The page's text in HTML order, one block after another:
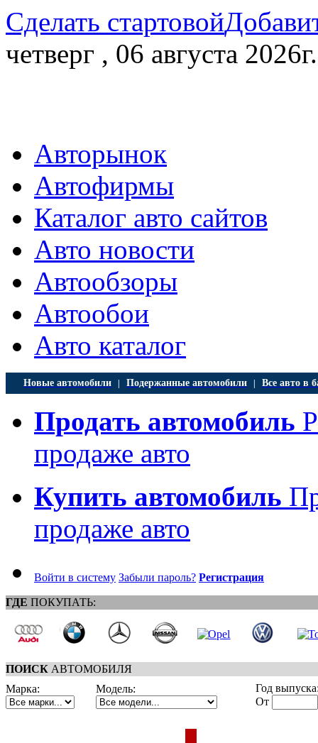
Сделать стартовой
четверг , 06 августа 2026г.
Авторынок
Автофирмы
Каталог авто сайтов
Авто новости
Автообзоры
Автообои
Авто каталог
Новые автомобили Подержанные автомобили Все авто в
Продать автомобиль
продаже авто
Купить автомобиль
продаже авто
Войти в систему Забыли пароль? Регистрация
ГДЕ ПОКУПАТЬ:
ПОИСК АВТОМОБИЛЯ
Марка:
Модель:
Год
От